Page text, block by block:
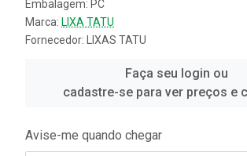
Embalagem: PC
Marca: LIXA TATU
Fornecedor:
LIXAS TATU
Faça seu login ou
cadastre-se para ver preços e
Avise-me quando chegar